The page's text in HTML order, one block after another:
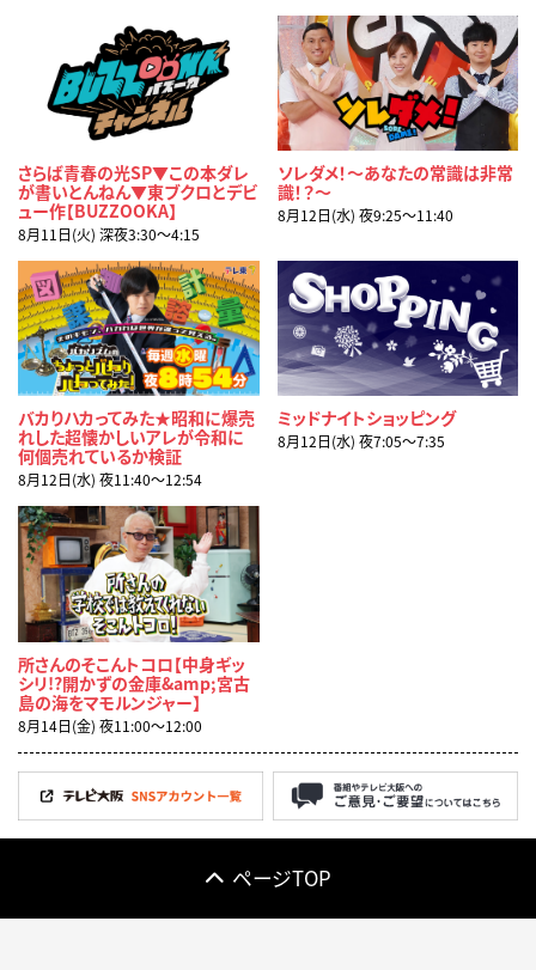
さらば青春の光SP▼この本ダレ
が書いとんねん▼東ブクロとデビ
ュー作【BUZZOOKA】
8月11日(火) 深夜3:30〜4:15
ソレダメ！～あなたの常識は非常
識！？～
8月12日(水) 夜9:25〜11:40
バカりハカってみた★昭和に爆売
れした超懐かしいアレが令和に
何個売れているか検証
8月12日(水) 夜11:40〜12:54
ミッドナイトショッピング
8月12日(水) 夜7:05〜7:35
所さんのそこんトコロ【中身ギッ
シリ!?開かずの金庫&amp;宮古
島の海をマモルンジャー】
8月14日(金) 夜11:00〜12:00
ページTOP